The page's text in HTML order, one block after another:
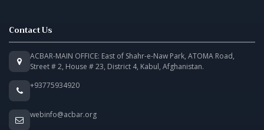
Contact Us
ACBAR-MAIN OFFICE: East of Shahr-e-Naw Park, ATOMA Road,
Street # 2, House # 23, District 4, Kabul, Afghanistan.
+93775934920
webinfo@acbar.org